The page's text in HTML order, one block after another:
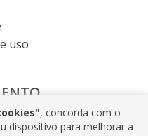
uso
, concorda com o
dispositivo para melhorar a